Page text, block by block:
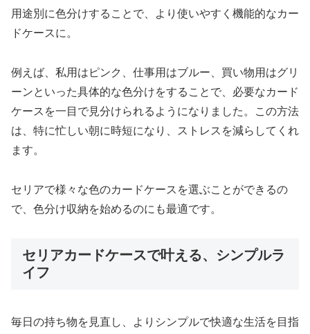
用途別に色分けすることで、より使いやすく機能的なカー
ドケースに。
例えば、私用はピンク、仕事用はブルー、買い物用はグリ
ーンといった具体的な色分けをすることで、必要なカード
ケースを一目で見分けられるようになりました。この方法
は、特に忙しい朝に時短になり、ストレスを減らしてくれ
ます。
セリアで様々な色のカードケースを選ぶことができるの
で、色分け収納を始めるのにも最適です。
セリアカードケースで叶える、シンプルラ
イフ
毎日の持ち物を見直し、よりシンプルで快適な生活を目指